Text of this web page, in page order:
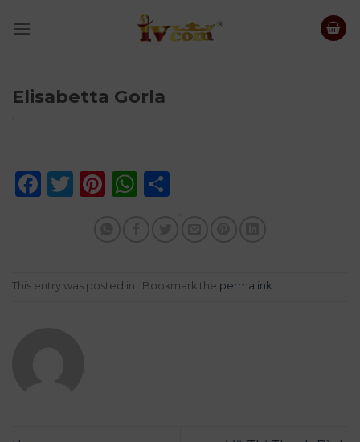
Elisabetta Gorla
Facebook
Twitter
Pinterest
WhatsApp
This entry was posted in . Bookmark the permalink.